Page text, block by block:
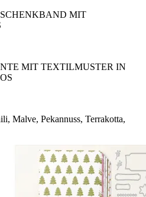
MIT
MIT TEXTILMUSTER IN
Malve, Pekannuss, Terrakotta,